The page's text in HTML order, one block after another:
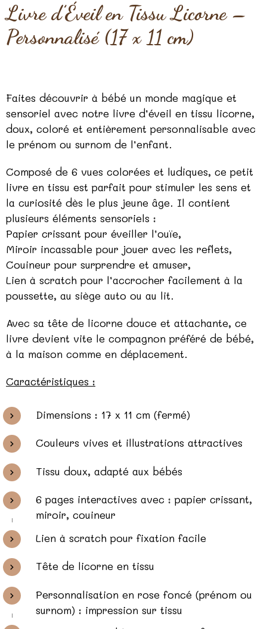
Livre d’Éveil en Tissu Licorne –
Personnalisé (17 x 11 cm)
Faites découvrir à bébé un monde magique et
sensoriel avec notre livre d’éveil en tissu licorne,
doux, coloré et entièrement personnalisable avec
le prénom ou surnom de l’enfant.
Composé de 6 vues colorées et ludiques, ce petit
livre en tissu est parfait pour stimuler les sens et
la curiosité dès le plus jeune âge. Il contient
plusieurs éléments sensoriels :
Papier crissant pour éveiller l’ouïe,
Miroir incassable pour jouer avec les reflets,
Couineur pour surprendre et amuser,
Lien à scratch pour l’accrocher facilement à la
poussette, au siège auto ou au lit.
Avec sa tête de licorne douce et attachante, ce
livre devient vite le compagnon préféré de bébé,
à la maison comme en déplacement.
Caractéristiques :
Dimensions : 17 x 11 cm (fermé)
Couleurs vives et illustrations attractives
Tissu doux, adapté aux bébés
6 pages interactives avec : papier crissant,
miroir, couineur
Lien à scratch pour fixation facile
Tête de licorne en tissu
Personnalisation en rose foncé (prénom ou
surnom) : impression sur tissu